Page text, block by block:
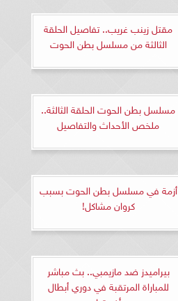
مقتل زينب غريب.. تفاصيل الحلقة
الثالثة من مسلسل بطن الحوت
مسلسل بطن الحوت الحلقة الثالثة..
ملخص الأحداث والتفاصيل
أزمة في مسلسل بطن الحوت بسبب
كروان مشاكل!
بيراميدز ضد مازيمبي.. بث مباشر
للمباراة المرتقبة في دوري أبطال